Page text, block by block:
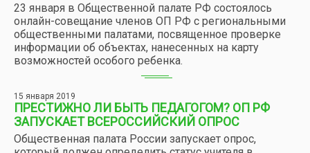
23 января в Общественной палате РФ состоялось
онлайн-совещание членов ОП РФ с региональными
общественными палатами, посвященное проверке
информации об объектах, нанесенных на карту
возможностей особого ребенка.
15 января 2019
ПРЕСТИЖНО ЛИ БЫТЬ ПЕДАГОГОМ? ОП РФ
ЗАПУСКАЕТ ВСЕРОССИЙСКИЙ ОПРОС
Общественная палата России запускает опрос,